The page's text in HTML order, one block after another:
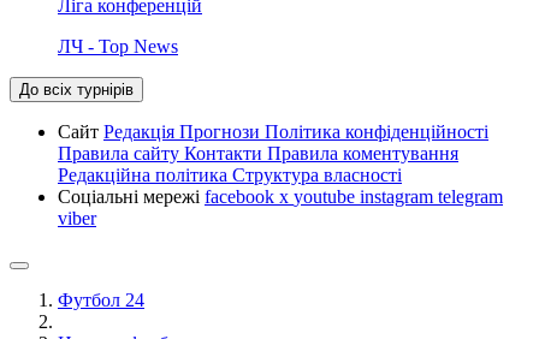
Ліга конференцій
ЛЧ - Top News
До всіх турнірів
Сайт Редакція Прогнози Політика конфіденційності
Правила сайту Контакти Правила коментування
Редакційна політика Структура власності
Соціальні мережі facebook x youtube instagram telegram
viber
Футбол 24